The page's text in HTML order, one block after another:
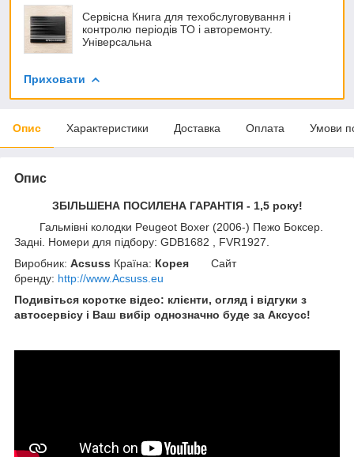
Сервісна Книга для техобслуговування і
контролю періодів ТО і авторемонту.
Універсальна
Приховати
Опис Характеристики Доставка Оплата Умови
Опис
ЗБІЛЬШЕНА ПОСИЛЕНА ГАРАНТІЯ - 1,5 року!
Гальмівні колодки Peugeot Boxer (2006-) Пежо Боксер.
Задні. Номери для підбору: GDB1682 , FVR1927.
Виробник: Acsuss Країна: Корея
Сайт
бренду: http://www.Acsuss.eu
Подивіться коротке відео: клієнти, огляд і відгуки з
автосервісу і Ваш вибір однозначно буде за Aксусс!